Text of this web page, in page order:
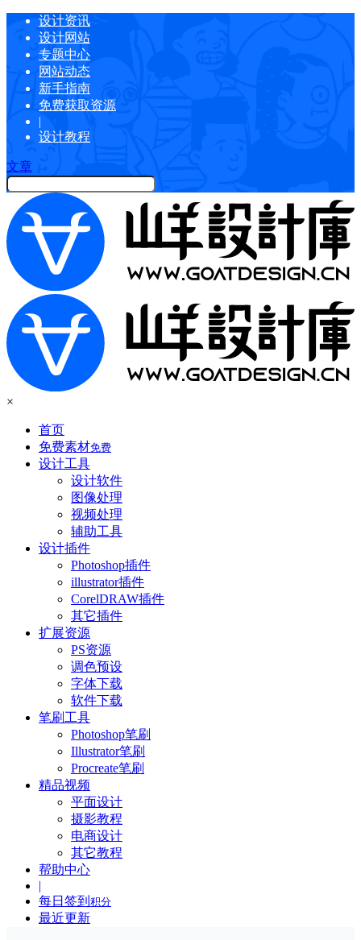
设计资讯
设计网站
专题中心
网站动态
新手指南
免费获取资源
|
设计教程
文章
×
首页
免费素材免费
设计工具
设计软件
图像处理
视频处理
辅助工具
设计插件
Photoshop插件
illustrator插件
CorelDRAW插件
其它插件
扩展资源
PS资源
调色预设
字体下载
软件下载
笔刷工具
Photoshop笔刷
Illustrator笔刷
Procreate笔刷
精品视频
平面设计
摄影教程
电商设计
其它教程
帮助中心
|
每日签到 积分
最近更新